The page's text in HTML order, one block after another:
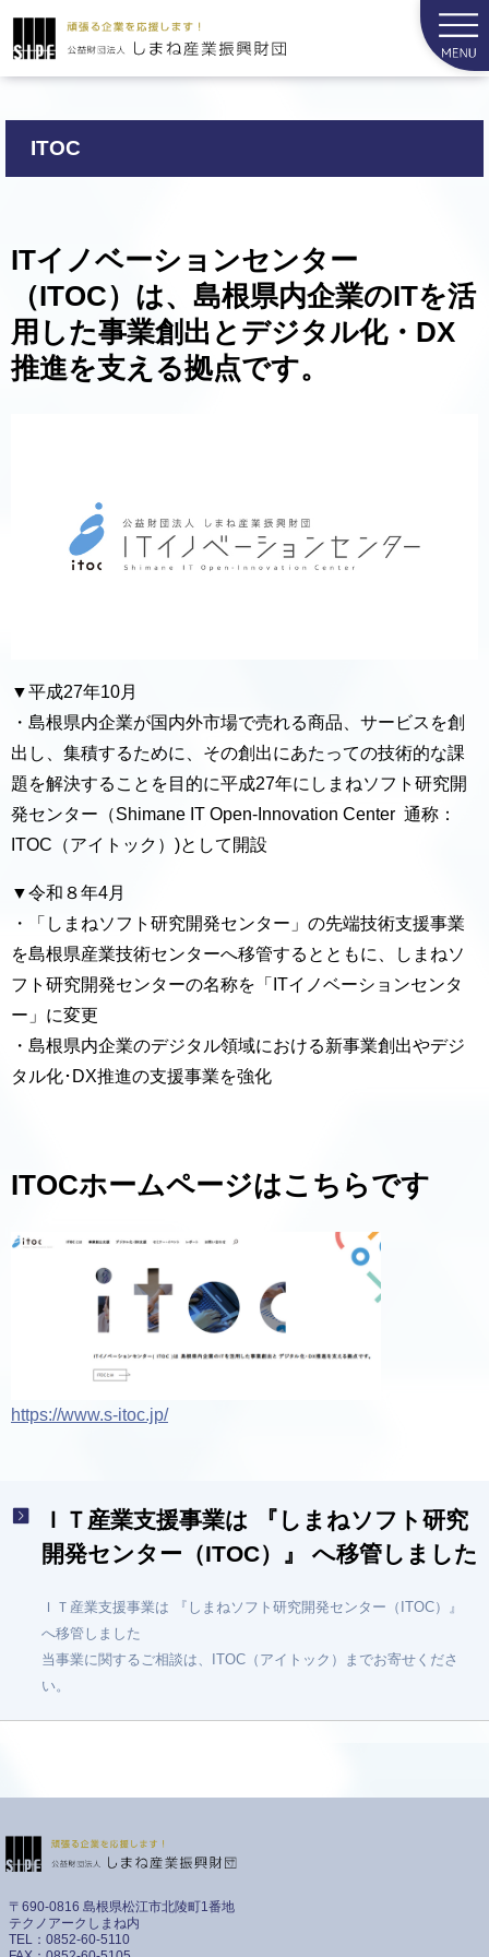
ITOC
ITイノベーションセンター
（ITOC）は、島根県内企業のITを活
用した事業創出とデジタル化・DX
推進を支える拠点です。
▼平成27年10月
・島根県内企業が国内外市場で売れる商品、サービスを創
出し、集積するために、その創出にあたっての技術的な課
題を解決することを目的に平成27年にしまねソフト研究開
発センター（Shimane IT Open-Innovation Center 通称：
ITOC（アイトック）)として開設
▼令和８年4月
・「しまねソフト研究開発センター」の先端技術支援事業
を島根県産業技術センターへ移管するとともに、しまねソ
フト研究開発センターの名称を「ITイノベーションセンタ
ー」に変更
・島根県内企業のデジタル領域における新事業創出やデジ
タル化･DX推進の支援事業を強化
ITOCホームページはこちらです
https://www.s-itoc.jp/
ＩＴ産業支援事業は 『しまねソフト研究
開発センター（ITOC）』 へ移管しました
ＩＴ産業支援事業は 『しまねソフト研究開発センター（ITOC）』
へ移管しました
当事業に関するご相談は、ITOC（アイトック）までお寄せくださ
い。
〒690-0816 島根県松江市北陵町1番地
テクノアークしまね内
TEL：0852-60-5110